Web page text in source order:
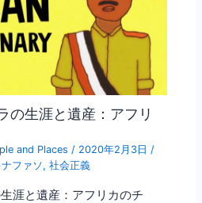
の生涯と遺産：アフリ
and Places / 2020年2月3日/
ファソ ,社会正義
涯と遺産：アフリカのチ